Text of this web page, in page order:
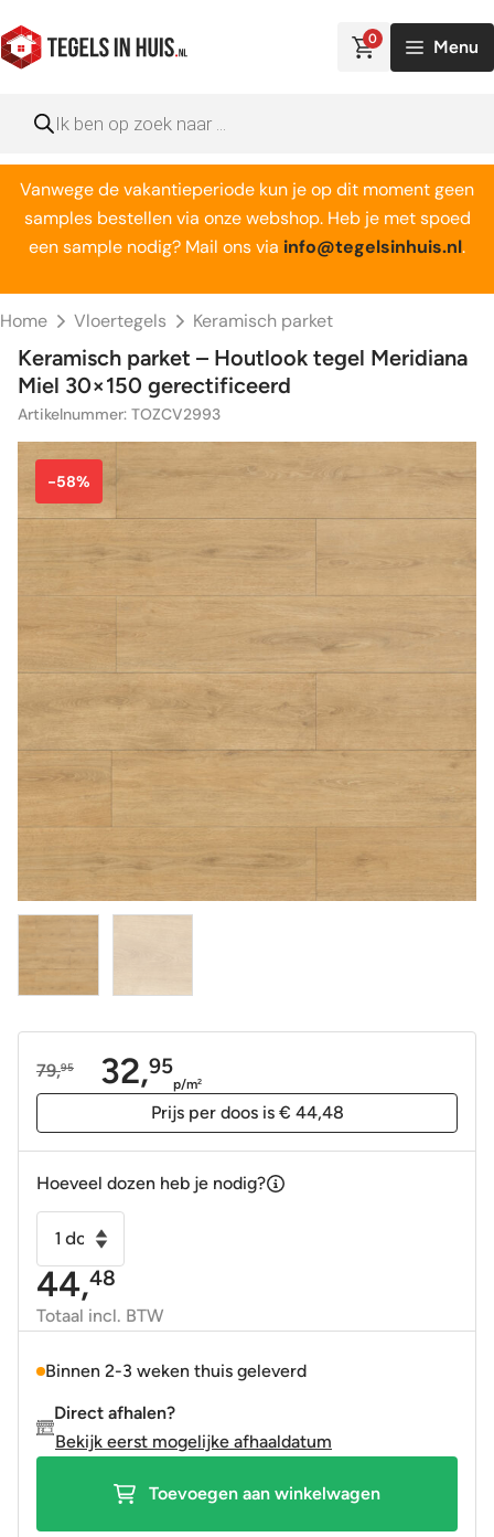
naar
de
0 Menu
zoeken
Vanwege de vakantieperiode kun je op dit moment geen
samples bestellen via onze webshop. Heb je met spoed
een sample nodig? Mail ons via info@tegelsinhuis.nl.
Home Vloertegels Keramisch parket
Keramisch parket – Houtlook tegel Meridiana
Miel 30×150 gerectificeerd
Artikelnummer: TOZCV2993
-58%
79,95
Oorspronkelijke
32,95
Huidige
p/m2
Prijs per doos is € 44,48
Hoeveel dozen heb je nodig?
parket
–
Houtlook
tegel
Meridiana
30x150
gerectificeerd
44,48
Totaal incl. BTW
Binnen 2-3 weken thuis geleverd
Direct afhalen?
Bekijk eerst mogelijke afhaaldatum
Toevoegen aan winkelwagen